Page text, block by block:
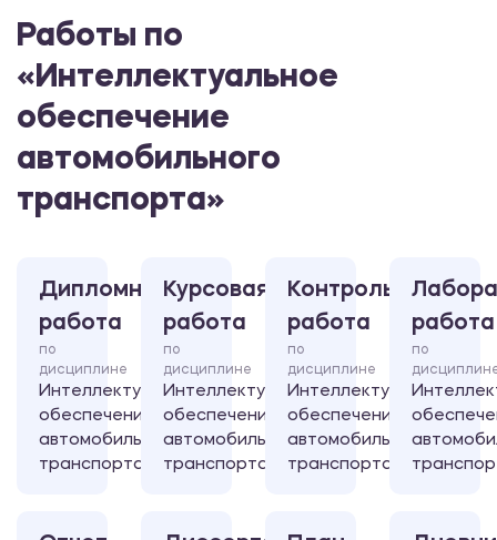
Работы по
«Интеллектуальное
обеспечение
автомобильного
транспорта»
Дипломная
работа
по
дисциплине
Интеллектуальное
обеспечение
автомобильного
транспорта
Курсовая
работа
по
дисциплине
Интеллектуальное
обеспечение
автомобильного
транспорта
Контрольная
работа
по
дисциплине
Интеллектуальное
обеспечение
автомобильного
транспорта
работа
по